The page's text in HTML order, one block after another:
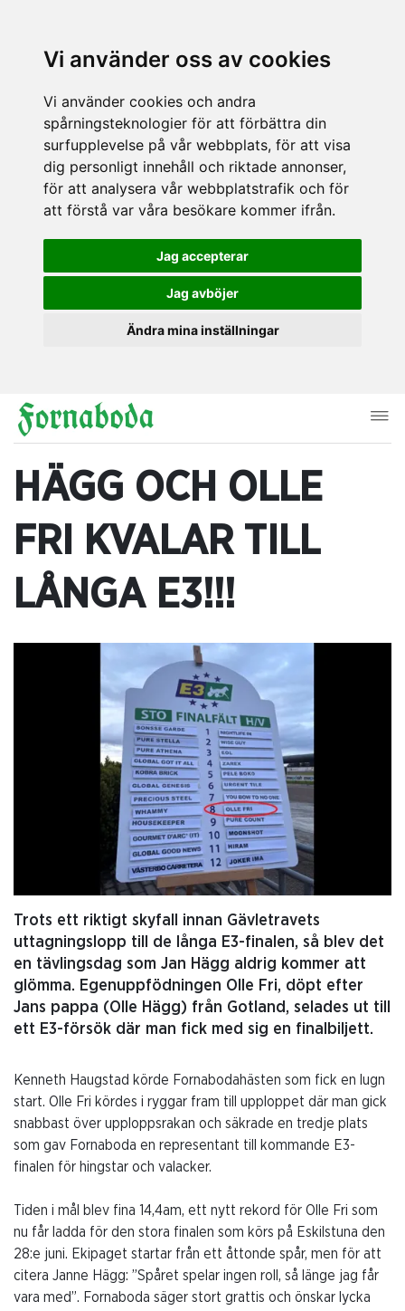
Vi använder oss av cookies
Vi använder cookies och andra
spårningsteknologier för att förbättra din
surfupplevelse på vår webbplats, för att visa
dig personligt innehåll och riktade annonser,
för att analysera vår webbplatstrafik och för
att förstå var våra besökare kommer ifrån.
Jag accepterar
Jag avböjer
Ändra mina inställningar
HÄGG OCH OLLE
FRI KVALAR TILL
LÅNGA E3!!!
Trots ett riktigt skyfall innan Gävletravets
uttagningslopp till de långa E3-finalen, så blev det
en tävlingsdag som Jan Hägg aldrig kommer att
glömma. Egenuppfödningen Olle Fri, döpt efter
Jans pappa (Olle Hägg) från Gotland, selades ut till
ett E3-försök där man fick med sig en finalbiljett.
Kenneth Haugstad körde Fornabodahästen som fick en lugn
start. Olle Fri kördes i ryggar fram till upploppet där man gick
snabbast över upploppsrakan och säkrade en tredje plats
som gav Fornaboda en representant till kommande E3-
finalen för hingstar och valacker.
Tiden i mål blev fina 14,4am, ett nytt rekord för Olle Fri som
nu får ladda för den stora finalen som körs på Eskilstuna den
28:e juni. Ekipaget startar från ett åttonde spår, men för att
citera Janne Hägg: ”Spåret spelar ingen roll, så länge jag får
vara med”. Fornaboda säger stort grattis och önskar lycka